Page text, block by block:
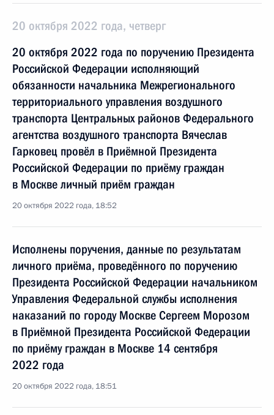
20 октября 2022 года, четверг
20 октября 2022 года по поручению Президента
Российской Федерации исполняющий
обязанности начальника Межрегионального
территориального управления воздушного
транспорта Центральных районов Федерального
агентства воздушного транспорта Вячеслав
Гарковец провёл в Приёмной Президента
Российской Федерации по приёму граждан
в Москве личный приём граждан
20 октября 2022 года, 18:52
Исполнены поручения, данные по результатам
личного приёма, проведённого по поручению
Президента Российской Федерации начальником
Управления Федеральной службы исполнения
наказаний по городу Москве Сергеем Морозом
в Приёмной Президента Российской Федерации
по приёму граждан в Москве 14 сентября
2022 года
20 октября 2022 года, 18:51